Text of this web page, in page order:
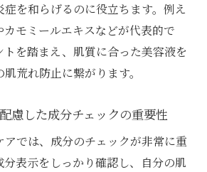
適な鎮静美容液の特徴とメリッ
荒れに効く鎮静美容液ランキン
を和らげるのに役立ちます。例え
カモミールエキスなどが代表的で
トを踏まえ、肌質に合った美容液を
荒れ防止に繋がります。
慮した成分チェックの重要性
アでは、成分のチェックが非常に重
分表示をしっかり確認し、自分の肌